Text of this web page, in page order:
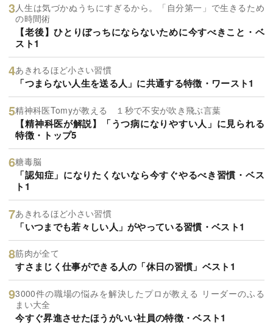
人生は気づかぬうちにすぎるから。「自分第一」で生きるため
の時間術
【老後】ひとりぼっちにならないために今すべきこと・ベ
スト1
あきれるほど小さい習慣
「つまらない人生を送る人」に共通する特徴・ワースト1
精神科医Tomyが教える １秒で不安が吹き飛ぶ言葉
【精神科医が解説】「うつ病になりやすい人」に見られる
特徴・トップ5
糖毒脳
「認知症」になりたくないなら今すぐやるべき習慣・ベス
ト1
あきれるほど小さい習慣
「いつまでも若々しい人」がやっている習慣・ベスト1
筋肉が全て
すさまじく仕事ができる人の「休日の習慣」ベスト1
3000件の職場の悩みを解決したプロが教える リーダーのふる
まい大全
今すぐ昇進させたほうがいい社員の特徴・ベスト1